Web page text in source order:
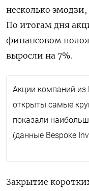
несколько
По итогам дня
финансовом
выросли на 7%.
Акции компаний из
открыты самые
показали
(данные Bespoke
Закрытие